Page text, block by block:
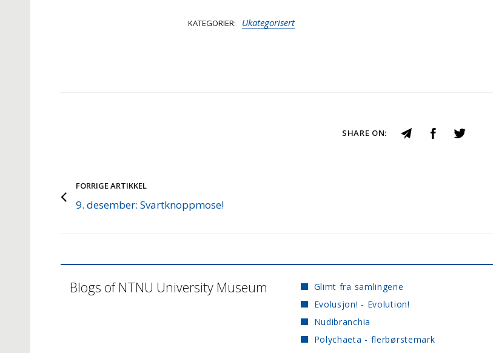
KATEGORIER Ukategorisert
SHARE ON:
FORRIGE ARTIKKEL
9. desember: Svartknoppmose!
Blogs of NTNU University Museum
Glimt fra samlingene
Evolusjon! - Evolution!
Nudibranchia
Polychaeta - flerbørstemark